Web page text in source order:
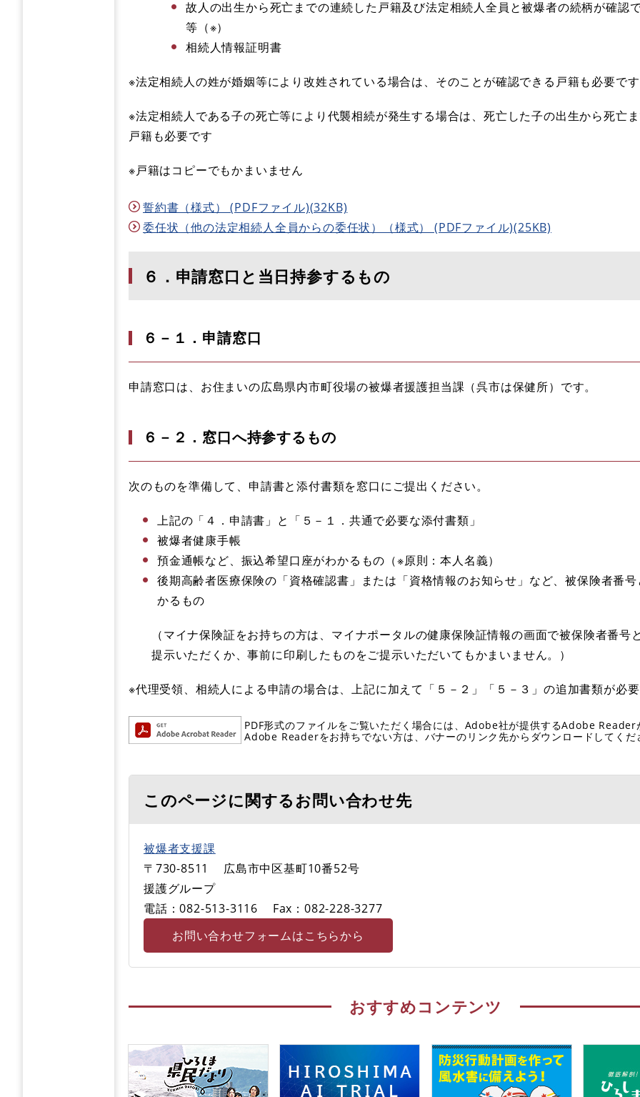
故人の出生から死亡までの連続した戸籍及び法定相続人全員と被爆者の続柄が確認
等（※）
相続人情報証明書
※法定相続人の姓が婚姻等により改姓されている場合は、そのことが確認できる戸籍も必要です
※法定相続人である子の死亡等により代襲相続が発生する場合は、死亡した子の出生から死亡
戸籍も必要です
※戸籍はコピーでもかまいません
誓約書（様式） (PDFファイル)(32KB)
委任状（他の法定相続人全員からの委任状）（様式） (PDFファイル)(25KB)
６．申請窓口と当日持参するもの
６－１．申請窓口
申請窓口は、お住まいの広島県内市町役場の被爆者援護担当課（呉市は保健所）です。
６－２．窓口へ持参するもの
次のものを準備して、申請書と添付書類を窓口にご提出ください。
上記の「４．申請書」と「５－１．共通で必要な添付書類」
被爆者健康手帳
預金通帳など、振込希望口座がわかるもの（※原則：本人名義）
後期高齢者医療保険の「資格確認書」または「資格情報のお知らせ」など、被保険者番
かるもの
（マイナ保険証をお持ちの方は、マイナポータルの健康保険証情報の画面で被保険者番号
提示いただくか、事前に印刷したものをご提示いただいてもかまいません。）
※代理受領、相続人による申請の場合は、上記に加えて「５－２」「５－３」の追加書類が必要
PDF形式のファイルをご覧いただく場合には、Adobe社が提供するAdobe Reader
Adobe Readerをお持ちでない方は、バナーのリンク先からダウンロードしてくだ
このページに関するお問い合わせ先
被爆者支援課
〒730-8511
広島市中区基町10番52号
援護グループ
電話：082-513-3116
Fax：082-228-3277
お問い合わせフォームはこちらから
おすすめコンテンツ